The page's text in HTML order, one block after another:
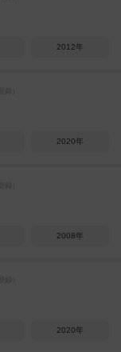
2012年
2020年
2008年
2020年